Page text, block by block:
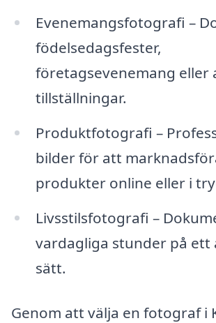
Evenemangsfotografi –
födelsedagsfester,
företagsevenemang eller
tillställningar.
Produktfotografi –
bilder för att
produkter online eller i
Livsstilsfotografi –
vardagliga stunder på ett
sätt.
Genom att välja en fotograf i